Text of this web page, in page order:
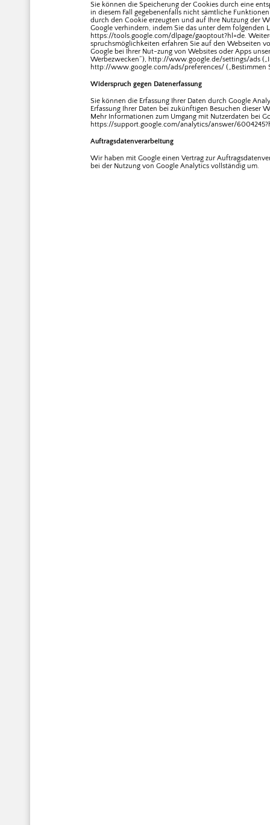
Sie können die Speicherung der Cookies durch eine
in diesem Fall gegebenenfalls nicht sämtliche
durch den Cookie erzeugten und auf Ihre Nutzung der
Google verhindern, indem Sie das unter dem
https://tools.google.com/dlpage/gaoptout?hl=de.
spruchsmöglichkeiten erfahren Sie auf den
Google bei Ihrer Nut-zung von Websites oder Apps
Werbezwecken“), http://www.google.de/settings/ads
http://www.google.com/ads/preferences/ („Bestimmen
Widerspruch gegen Datenerfassung
Sie können die Erfassung Ihrer Daten durch Google
Erfassung Ihrer Daten bei zukünftigen Besuchen dieser
Mehr Informationen zum Umgang mit Nutzerdaten bei
https://support.google.com/analytics/answer/
Auftragsdatenverarbeitung
Wir haben mit Google einen Vertrag zur
bei der Nutzung von Google Analytics vollständig um.